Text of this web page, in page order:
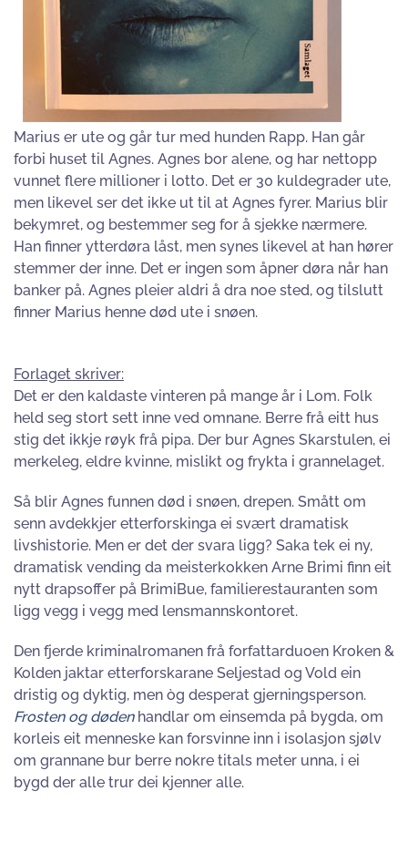
Marius er ute og går tur med hunden Rapp. Han går
forbi huset til Agnes. Agnes bor alene, og har nettopp
vunnet flere millioner i lotto. Det er 30 kuldegrader ute,
men likevel ser det ikke ut til at Agnes fyrer. Marius blir
bekymret, og bestemmer seg for å sjekke nærmere.
Han finner ytterdøra låst, men synes likevel at han hører
stemmer der inne. Det er ingen som åpner døra når han
banker på. Agnes pleier aldri å dra noe sted, og tilslutt
finner Marius henne død ute i snøen.
Forlaget skriver:
Det er den kaldaste vinteren på mange år i Lom. Folk
held seg stort sett inne ved omnane. Berre frå eitt hus
stig det ikkje røyk frå pipa. Der bur Agnes Skarstulen, ei
merkeleg, eldre kvinne, mislikt og frykta i grannelaget.
Så blir Agnes funnen død i snøen, drepen. Smått om
senn avdekkjer etterforskinga ei svært dramatisk
livshistorie. Men er det der svara ligg? Saka tek ei ny,
dramatisk vending da meisterkokken Arne Brimi finn eit
nytt drapsoffer på BrimiBue, familierestauranten som
ligg vegg i vegg med lensmannskontoret.
Den fjerde kriminalromanen frå forfattarduoen Kroken &
Kolden jaktar etterforskarane Seljestad og Vold ein
dristig og dyktig, men òg desperat gjerningsperson.
Frosten og dødenhandlar om einsemda på bygda, om
korleis eit menneske kan forsvinne inn i isolasjon sjølv
om grannane bur berre nokre titals meter unna, i ei
bygd der alle trur dei kjenner alle.